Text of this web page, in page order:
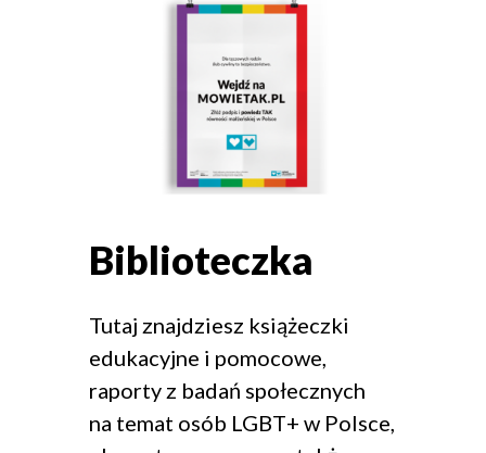
Biblioteczka
Tutaj znajdziesz książeczki
edukacyjne i pomocowe,
raporty z badań społecznych
na temat osób LGBT+ w Polsce,